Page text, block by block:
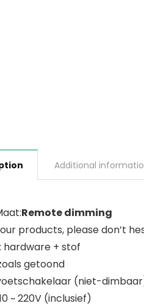
Additional
Remote dimming
products, please don’t
hardware + stof
getoond
(niet-
~ 220V (inclusief)